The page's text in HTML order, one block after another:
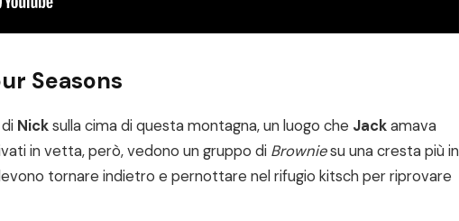
Seasons
Nicksulla cima di questa montagna, un luogo che Jackamava
​​in vetta, però, vedono un gruppo di Browniesu una cresta più in
tornare indietro e pernottare nel rifugio kitsch per riprovare